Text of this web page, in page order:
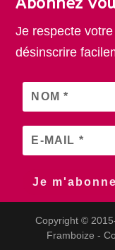
Abonnez
Je respecte
désinscrire
Copyright ©
Framboize -